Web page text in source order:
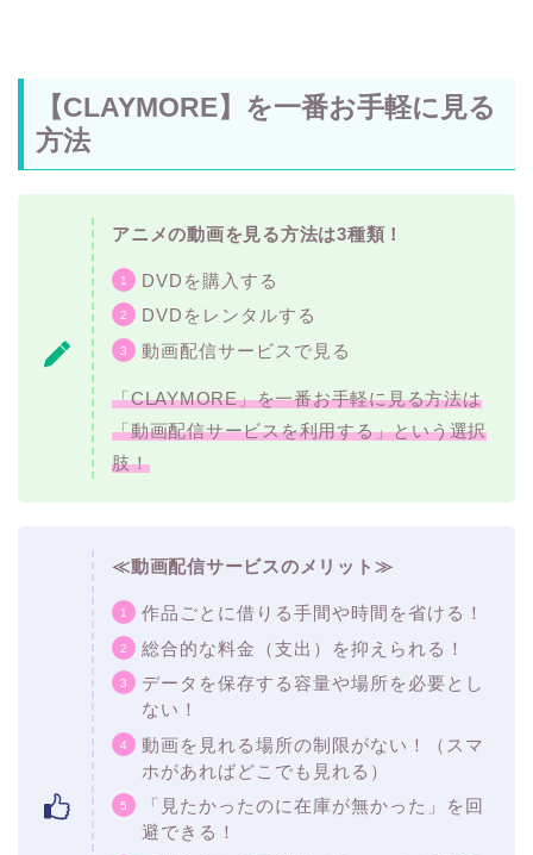
【CLAYMORE】を一番お手軽に見る
方法
アニメの動画を見る方法は3種類！
DVDを購入する
DVDをレンタルする
動画配信サービスで見る
「CLAYMORE」を一番お手軽に見る方法は
「動画配信サービスを利用する」という選択
肢！
≪動画配信サービスのメリット≫
作品ごとに借りる手間や時間を省ける！
総合的な料金（支出）を抑えられる！
データを保存する容量や場所を必要とし
ない！
動画を見れる場所の制限がない！（スマ
ホがあればどこでも見れる）
「見たかったのに在庫が無かった」を回
避できる！